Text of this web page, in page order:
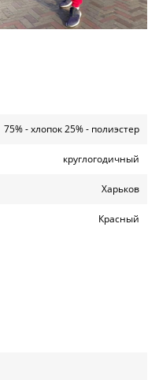
75% - хлопок 25% - полиэстер
круглогодичный
Харьков
Красный